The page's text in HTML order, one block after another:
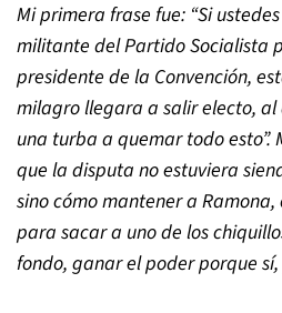
Mi primera frase fue: “Si
militante del Partido Socialista
presidente de la Convención,
milagro llegara a salir electo,
una turba a quemar todo esto”.
que la disputa no estuviera
sino cómo mantener a
para sacar a uno de los
fondo, ganar el poder porque